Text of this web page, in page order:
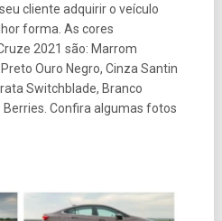
cliente adquirir o veículo
forma. As cores
2021 são: Marrom
Ouro Negro, Cinza Santin
Switchblade, Branco
Confira algumas fotos